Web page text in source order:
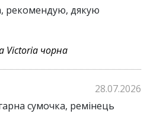
рекомендую, дякую
Victoria чорна
28.07.2026
сумочка, ремінець